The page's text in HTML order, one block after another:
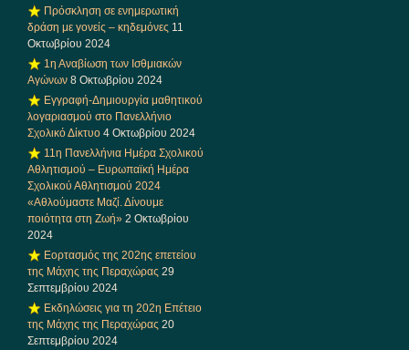
Πρόσκληση σε ενημερωτική
δράση με γονείς – κηδεμόνες 11
Οκτωβρίου 2024
1η Αναβίωση των Ισθμιακών
Αγώνων 8 Οκτωβρίου 2024
Εγγραφή-Δημιουργία μαθητικού
λογαριασμού στο Πανελλήνιο
Σχολικό Δίκτυο 4 Οκτωβρίου 2024
11η Πανελλήνια Ημέρα Σχολικού
Αθλητισμού – Ευρωπαϊκή Ημέρα
Σχολικού Αθλητισμού 2024
«Αθλούμαστε Μαζί. Δίνουμε
ποιότητα στη Ζωή» 2 Οκτωβρίου
2024
Εορτασμός της 202ης επετείου
της Μάχης της Περαχώρας 29
Σεπτεμβρίου 2024
Εκδηλώσεις για τη 202η Επέτειο
της Μάχης της Περαχώρας 20
Σεπτεμβρίου 2024